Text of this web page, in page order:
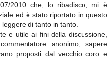
07/2010 che, lo ribadisco, mi è
ed è stato riportato in questo
di tanto in tanto.
e utile ai fini della discussione,
anonimo, sapere
proposti dal vecchio coro e